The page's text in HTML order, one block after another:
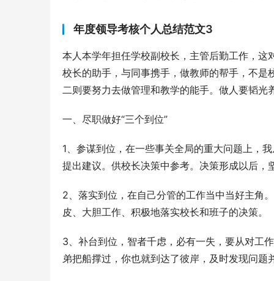
年度领导考核个人总结范文3
本人本学年担任学校副校长，主管后勤工作，
校长的助手，与同事携手，做教师的帮手，不
二则要努力去做管理和教学的能手。做人要韬光
一、尽职做好“三个到位”
1、参谋到位，在一些事关全局的重大问题上，
提出建议。供校长决策中参考。决策形成以后
2、落实到位，在自己分管的工作当中当好主角
皮、大胆工作、积极地落实校长和班子的决策。
3、补台到位，智者千虑，必有一失，要从对工
弟把船撑过，你也就到达了彼岸，及时发现问题